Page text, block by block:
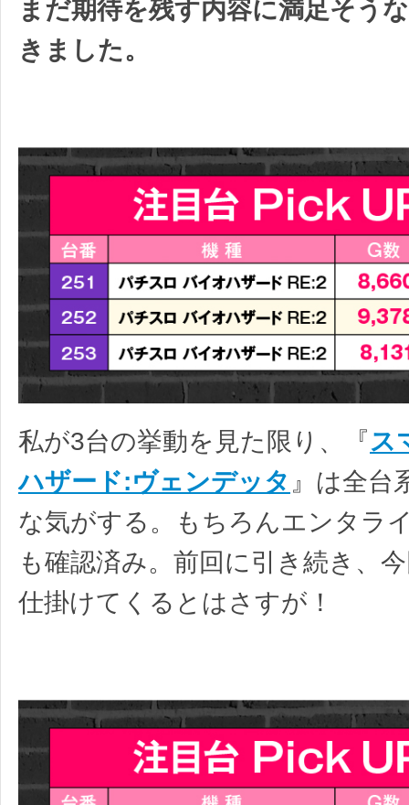
まだ期待を残す内容に満足そう
きました。
私が3台の挙動を見た限り、『ス
ハザード:ヴェンデッタ 』は全台
な気がする。もちろんエンタラ
も確認済み。前回に引き続き、
仕掛けてくるとはさすが！